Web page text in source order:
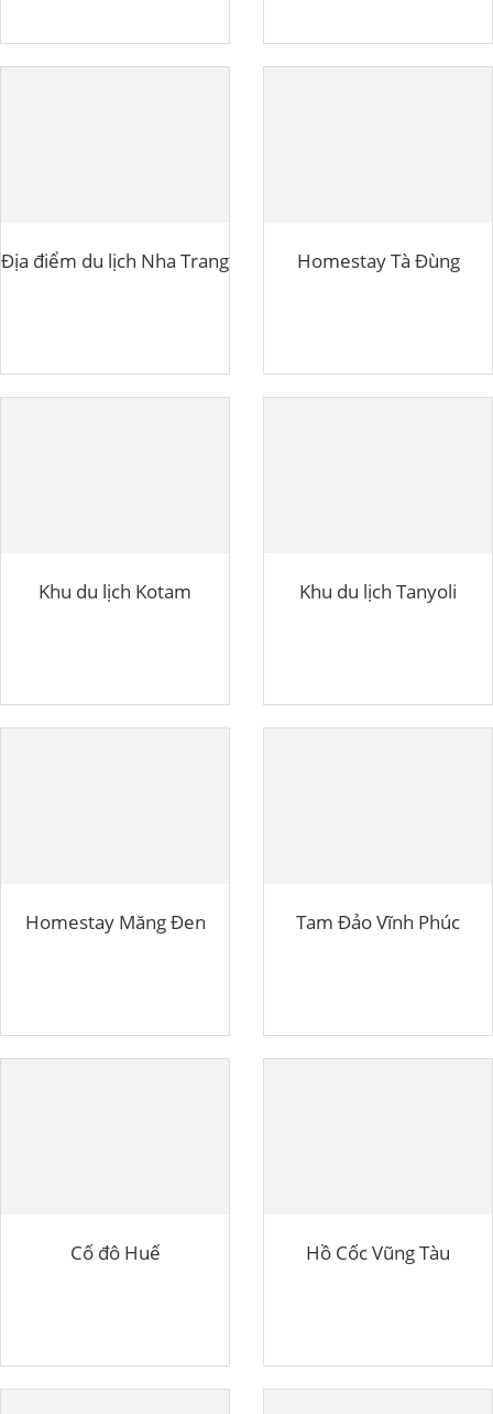
Địa điểm du lịch Nha Trang Homestay Tà Đùng
Khu du lịch Kotam Khu du lịch Tanyoli
Homestay Măng Đen Tam Đảo Vĩnh Phúc
Cố đô Huế Hồ Cốc Vũng Tàu